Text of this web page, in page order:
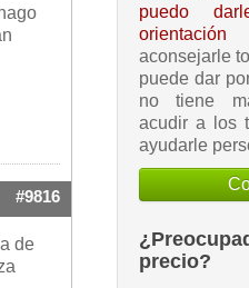
#9816
de
puedo
orientación
aconsejarle
puede dar
no tiene
acudir a los
ayudarle
precio?